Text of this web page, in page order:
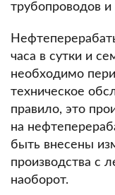
трубопроводов
часа в сутки и
необходимо
техническое
правило, это
на
быть внесены
производства с
наоборот.